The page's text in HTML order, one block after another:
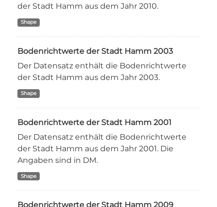
der Stadt Hamm aus dem Jahr 2010.
Shape
Bodenrichtwerte der Stadt Hamm 2003
Der Datensatz enthält die Bodenrichtwerte
der Stadt Hamm aus dem Jahr 2003.
Shape
Bodenrichtwerte der Stadt Hamm 2001
Der Datensatz enthält die Bodenrichtwerte
der Stadt Hamm aus dem Jahr 2001. Die
Angaben sind in DM.
Shape
Bodenrichtwerte der Stadt Hamm 2009